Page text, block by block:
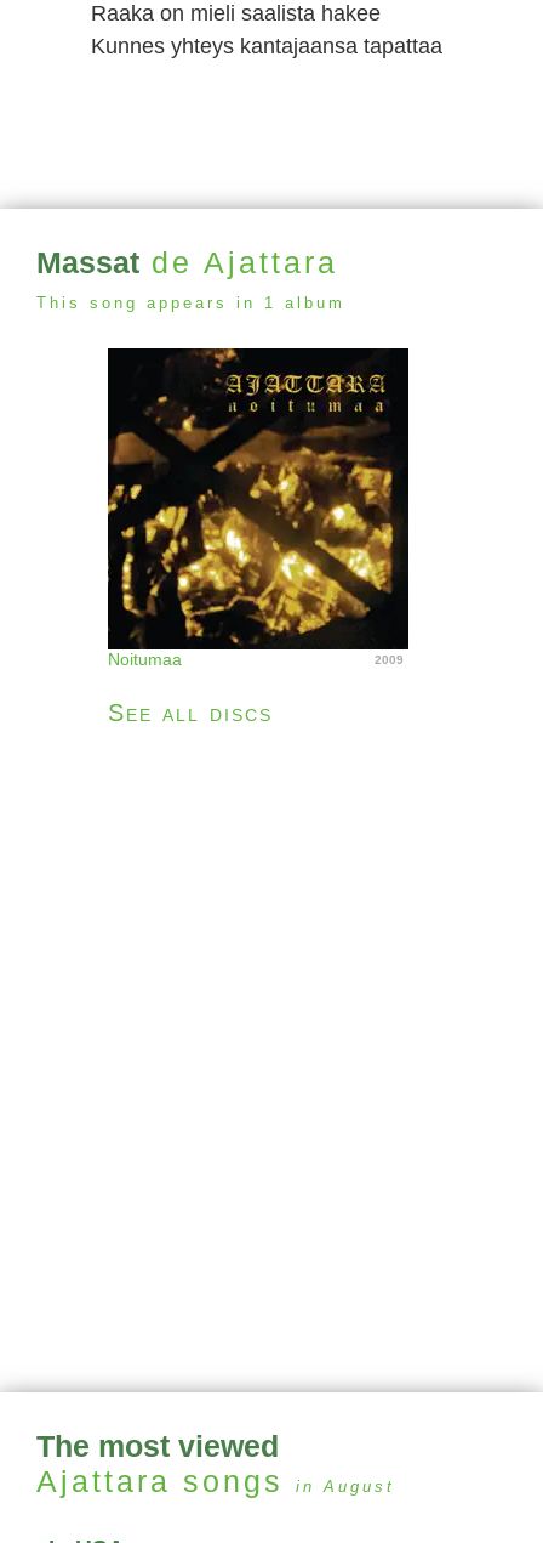
Raaka on mieli saalista hakee
Kunnes yhteys kantajaansa tapattaa
Massat de Ajattara
This song appears in 1 album
Noitumaa 2009
See all discs
The most viewed
Ajattara songs in August